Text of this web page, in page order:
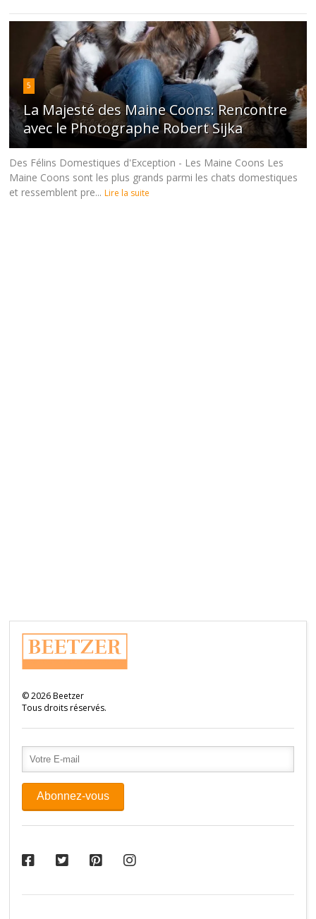
5
La Majesté des Maine Coons: Rencontre
avec le Photographe Robert Sijka
Des Félins Domestiques d'Exception - Les Maine Coons Les
Maine Coons sont les plus grands parmi les chats domestiques
et ressemblent pre... Lire la suite
©2026Beetzer
Tous droits réservés.